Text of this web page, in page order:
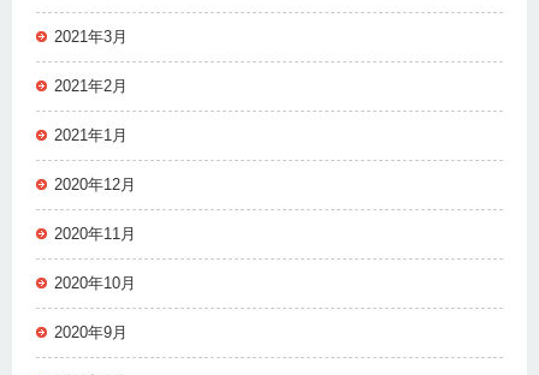
2021年3月
2021年2月
2021年1月
2020年12月
2020年11月
2020年10月
2020年9月